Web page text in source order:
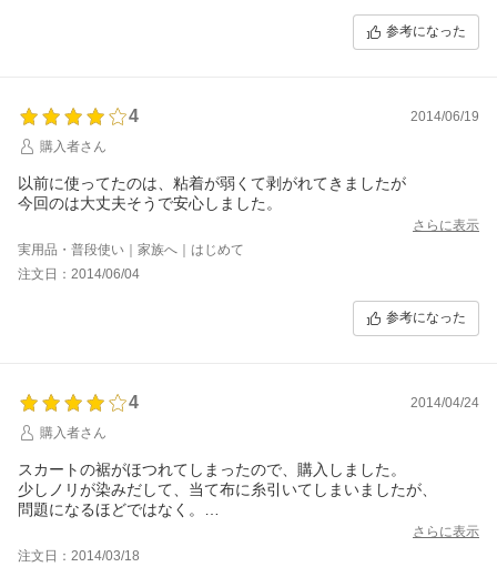
参考になった
4
2014/06/19
購入者さん
以前に使ってたのは、粘着が弱くて剥がれてきましたが
今回のは大丈夫そうで安心しました。
さらに表示
実用品・普段使い｜家族へ｜はじめて
注文日：2014/06/04
参考になった
4
2014/04/24
購入者さん
スカートの裾がほつれてしまったので、購入しました。
少しノリが染みだして、当て布に糸引いてしまいましたが、
問題になるほどではなく。
さらに表示
注文日：2014/03/18